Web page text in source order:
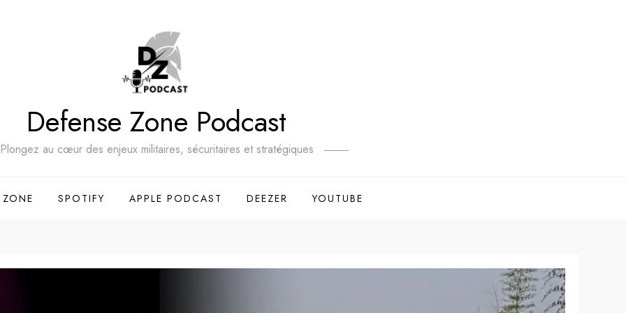
Defense Zone Podcast
Plongez au cœur des enjeux militaires, sécuritaires et stratégiques
SPOTIFY APPLE PODCAST DEEZER YOUTUBE